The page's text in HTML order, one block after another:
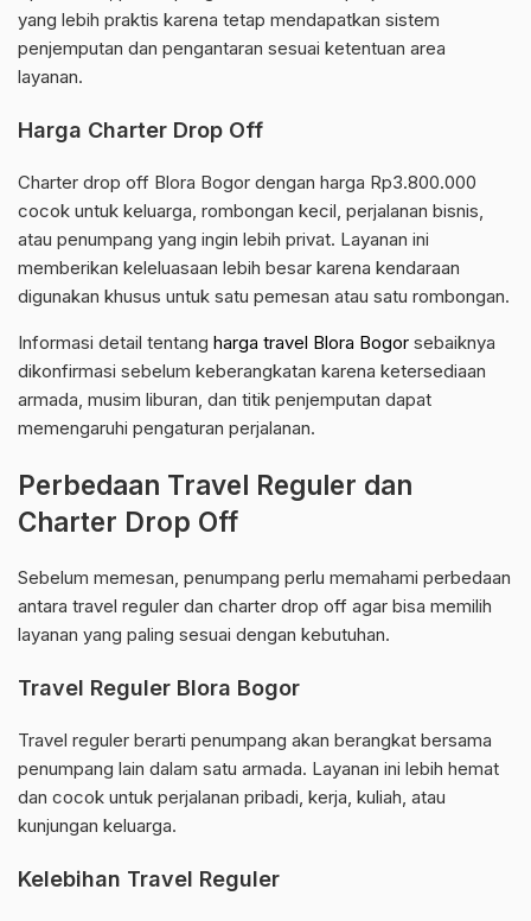
yang lebih praktis karena tetap mendapatkan sistem
penjemputan dan pengantaran sesuai ketentuan area
layanan.
Harga Charter Drop Off
Charter drop off Blora Bogor dengan harga Rp3.800.000
cocok untuk keluarga, rombongan kecil, perjalanan bisnis,
atau penumpang yang ingin lebih privat. Layanan ini
memberikan keleluasaan lebih besar karena kendaraan
digunakan khusus untuk satu pemesan atau satu rombongan.
Informasi detail tentang harga travel Blora Bogor sebaiknya
dikonfirmasi sebelum keberangkatan karena ketersediaan
armada, musim liburan, dan titik penjemputan dapat
memengaruhi pengaturan perjalanan.
Perbedaan Travel Reguler dan
Charter Drop Off
Sebelum memesan, penumpang perlu memahami perbedaan
antara travel reguler dan charter drop off agar bisa memilih
layanan yang paling sesuai dengan kebutuhan.
Travel Reguler Blora Bogor
Travel reguler berarti penumpang akan berangkat bersama
penumpang lain dalam satu armada. Layanan ini lebih hemat
dan cocok untuk perjalanan pribadi, kerja, kuliah, atau
kunjungan keluarga.
Kelebihan Travel Reguler